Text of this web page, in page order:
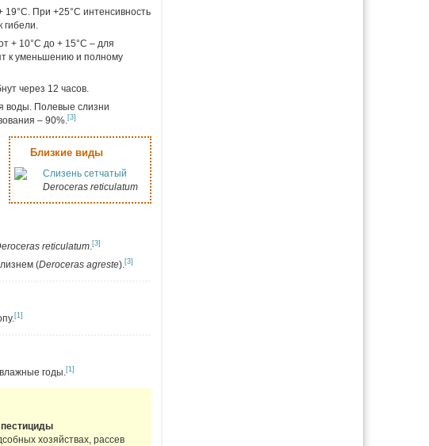
При +25°C интенсивность
гибели.
+ 10°C до + 15°C – для
к уменьшению и полному
через 12 часов.
воды. Полевые слизни
– 90%.[3]
Близкие виды
Слизень сетчатый
Deroceras reticulatum
reticulatum.[3]
(Deroceras agreste).[3]
[1]
годы.[1]
хозяйствах, рассев